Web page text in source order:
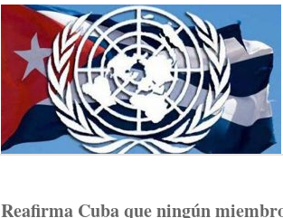
Reafirma Cuba que ningún